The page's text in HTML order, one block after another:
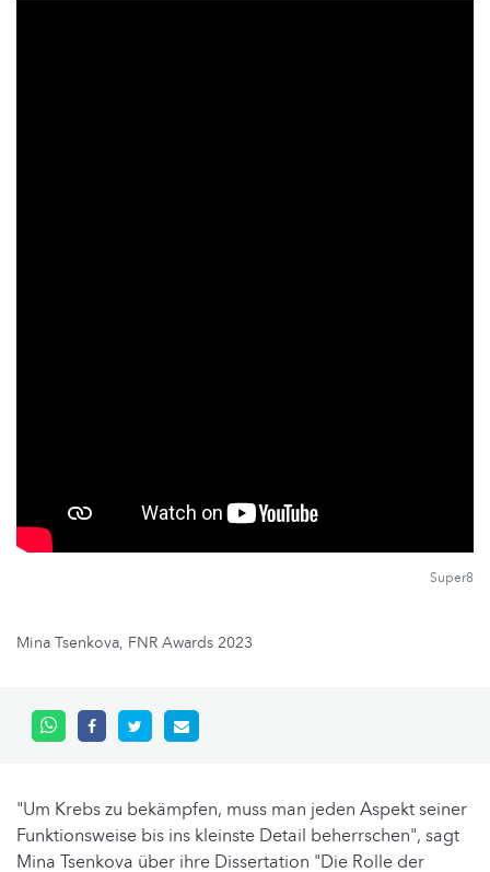
Super8
Mina Tsenkova, FNR Awards 2023
"Um Krebs zu bekämpfen, muss man jeden Aspekt seiner
Funktionsweise bis ins kleinste Detail beherrschen", sagt
Mina Tsenkova über ihre Dissertation "Die Rolle der